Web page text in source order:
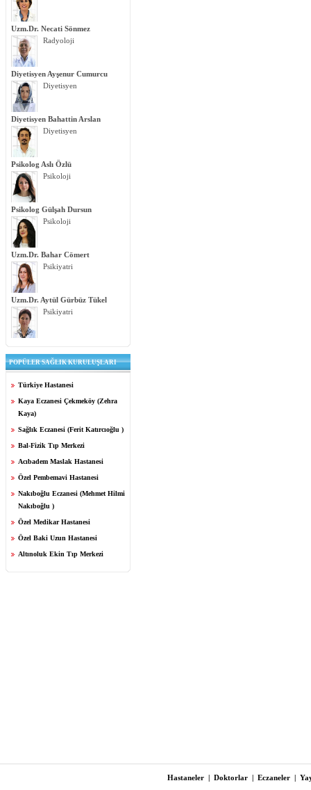
Uzm.Dr. Necati Sönmez
Radyoloji
Diyetisyen Ayşenur Cumurcu
Diyetisyen
Diyetisyen Bahattin Arslan
Diyetisyen
Psikolog Aslı Özlü
Psikoloji
Psikolog Gülşah Dursun
Psikoloji
Uzm.Dr. Bahar Cömert
Psikiyatri
Uzm.Dr. Aytül Gürbüz Tükel
Psikiyatri
POPÜLER SAĞLIK KURULUŞLARI
Türkiye Hastanesi
Kaya Eczanesi Çekmeköy (Zehra
Kaya)
Sağlık Eczanesi (Ferit Katırcıoğlu )
Bal-Fizik Tıp Merkezi
Acıbadem Maslak Hastanesi
Özel Pembemavi Hastanesi
Nakıboğlu Eczanesi (Mehmet Hilmi
Nakıboğlu )
Özel Medikar Hastanesi
Özel Baki Uzun Hastanesi
Altınoluk Ekin Tıp Merkezi
Hastaneler | Doktorlar | Eczaneler |